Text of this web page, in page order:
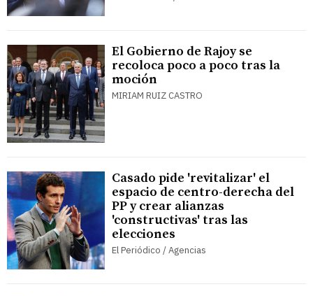
El Gobierno de Rajoy se
recoloca poco a poco tras la
moción
MIRIAM RUIZ CASTRO
Casado pide 'revitalizar' el
espacio de centro-derecha del
PP y crear alianzas
'constructivas' tras las
elecciones
El Periódico / Agencias